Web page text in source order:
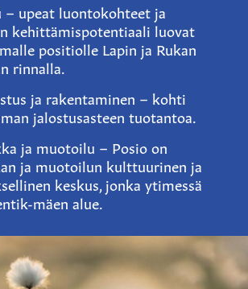
upeat luontokohteet ja
kehittämispotentiaali luovat
positiolle Lapin ja Rukan
rinnalla.
ja rakentaminen – kohti
jalostusasteen tuotantoa.
ja muotoilu – Posio on
ja muotoilun kulttuurinen ja
keskus, jonka ytimessä
mäen alue.